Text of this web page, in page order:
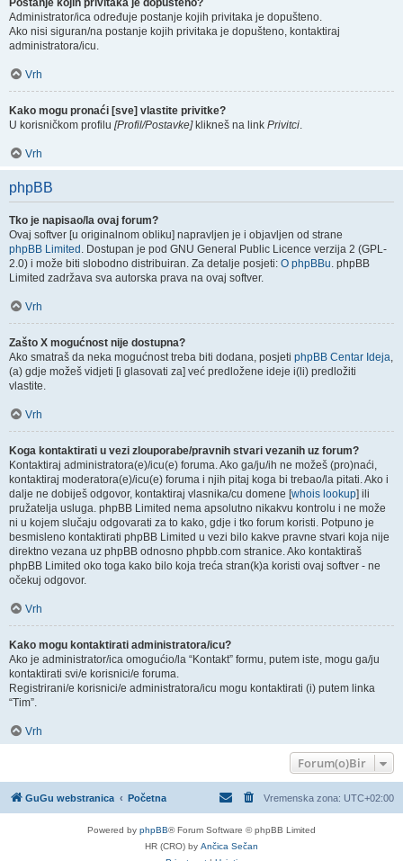
Postanje kojih privitaka je dopušteno?
Administrator/ica određuje postanje kojih privitaka je dopušteno.
Ako nisi siguran/na postanje kojih privitaka je dopušteno, kontaktiraj
administratora/icu.
Vrh
Kako mogu pronaći [sve] vlastite privitke?
U korisničkom profilu [Profil/Postavke]klikneš na link Privitci.
Vrh
phpBB
Tko je napisao/la ovaj forum?
Ovaj softver [u originalnom obliku] napravljen je i objavljen od strane
phpBB Limited . Dostupan je pod GNU General Public Licence verzija 2 (GPL-
2.0) i može biti slobodno distribuiran. Za detalje posjeti: O phpBBu. phpBB
Limited zadržava sva autorska prava na ovaj softver.
Vrh
Zašto X mogućnost nije dostupna?
Ako smatraš da neka mogućnost treba biti dodana, posjeti phpBB Centar Ideja,
(a) gdje možeš vidjeti [i glasovati za] već predložene ideje i(li) predložiti
vlastite.
Vrh
Koga kontaktirati u vezi zlouporabe/pravnih stvari vezanih uz forum?
Kontaktiraj administratora(e)/icu(e) foruma. Ako ga/ju/ih ne možeš (pro)naći,
kontaktiraj moderatora(e)/icu(e) foruma i njih pitaj koga bi trebao/la pitati. Ako i
dalje ne dobiješ odgovor, kontaktiraj vlasnika/cu domene [whois lookup] ili
pružatelja usluga. phpBB Limited nema apsolutno nikakvu kontrolu i ne može
ni u kojem slučaju odgovarati za to kako, gdje i tko forum koristi. Potpuno je
besmisleno kontaktirati phpBB Limited u vezi bilo kakve pravne stvari koja nije
direktno vezana uz phpBB odnosno phpbb.com stranice. Ako kontaktiraš
phpBB Limited oko toga kako bilo koja treća stran(k)a koristi ovaj softver - ne
očekuj odgovor.
Vrh
Kako mogu kontaktirati administratora/icu?
Ako je administrator/ica omogućio/la “Kontakt” formu, putem iste, mogu ga/ju
kontaktirati svi/e korisnici/e foruma.
Registrirani/e korisnici/e administratora/icu mogu kontaktirati (i) putem linka
“Tim”.
Vrh
Forum(o)Bir
GuGu webstranica Početna Vremenska zona: UTC+02:00
Powered by phpBB® Forum Software © phpBB Limited
HR (CRO) by Ančica Sečan